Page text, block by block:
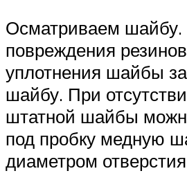
Осматриваем шайбу.
повреждения
уплотнения шайбы
шайбу. При
штатной шайбы
под пробку медную
диаметром